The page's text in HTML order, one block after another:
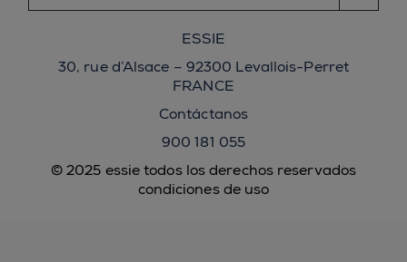
© 2025 essie todos los derechos reservados
condiciones de uso
ESSIE
30, rue d’Alsace – 92300 Levallois-Perret
FRANCE
Contáctanos
900 181 055